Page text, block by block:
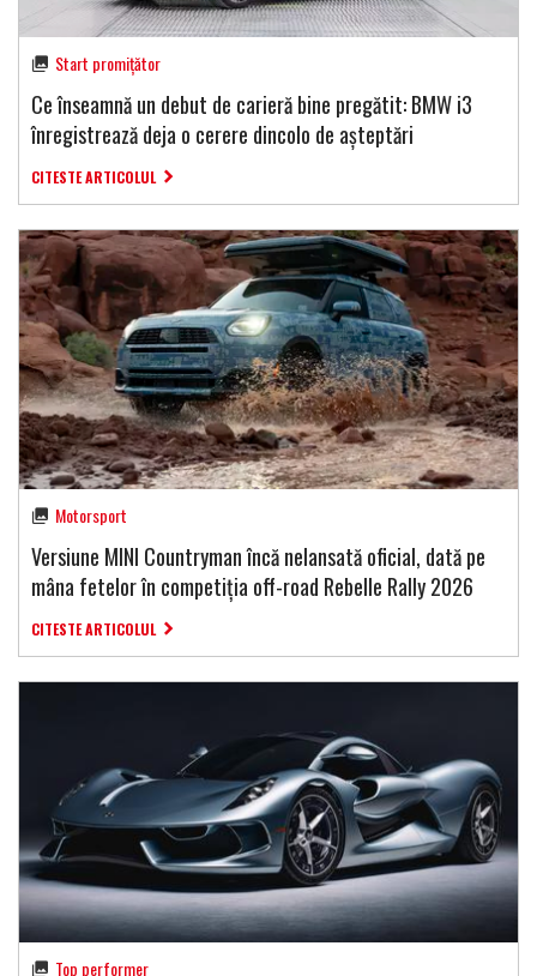
Start promițător
Ce înseamnă un debut de carieră bine pregătit: BMW i3
înregistrează deja o cerere dincolo de așteptări
CITESTE ARTICOLUL
Motorsport
Versiune MINI Countryman încă nelansată oficial, dată pe
mâna fetelor în competiția off-road Rebelle Rally 2026
CITESTE ARTICOLUL
Top performer